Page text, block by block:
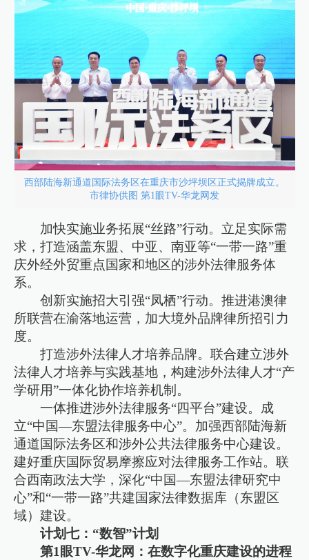
西部陆海新通道国际法务区在重庆市沙坪坝区正式揭牌成立。
市律协供图 第1眼TV-华龙网发
加快实施业务拓展“丝路”行动。立足实际需
求，打造涵盖东盟、中亚、南亚等“一带一路”重
庆外经外贸重点国家和地区的涉外法律服务体
系。
创新实施招大引强“凤栖”行动。推进港澳律
所联营在渝落地运营，加大境外品牌律所招引力
度。
打造涉外法律人才培养品牌。联合建立涉外
法律人才培养与实践基地，构建涉外法律人才“产
学研用”一体化协作培养机制。
一体推进涉外法律服务“四平台”建设。成
立“中国—东盟法律服务中心”。加强西部陆海新
通道国际法务区和涉外公共法律服务中心建设。
建好重庆国际贸易摩擦应对法律服务工作站。联
合西南政法大学，深化“中国—东盟法律研究中
心”和“一带一路”共建国家法律数据库（东盟区
域）建设。
计划七：“数智”计划
第1眼TV-华龙网：在数字化重庆建设的进程